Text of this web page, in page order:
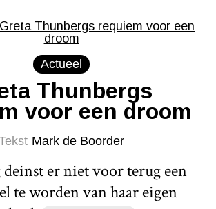
Actueel
Thunbergs
voor een droom
Mark de Boorder
er niet voor terug een
te worden van haar eigen